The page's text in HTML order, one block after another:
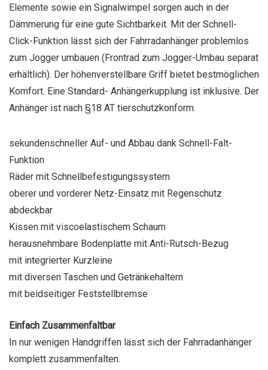
Elemente sowie ein Signalwimpel sorgen auch in der
Dämmerung für eine gute Sichtbarkeit. Mit der Schnell-
Click-Funktion lässt sich der Fahrradanhänger problemlos
zum Jogger umbauen (Frontrad zum Jogger-Umbau separat
erhältlich). Der höhenverstellbare Griff bietet bestmöglichen
Komfort. Eine Standard- Anhängerkupplung ist inklusive. Der
Anhänger ist nach §18 AT tierschutzkonform.
sekundenschneller Auf- und Abbau dank Schnell-Falt-
Funktion
Räder mit Schnellbefestigungssystem
oberer und vorderer Netz-Einsatz mit Regenschutz
abdeckbar
Kissen mit viscoelastischem Schaum
herausnehmbare Bodenplatte mit Anti-Rutsch-Bezug
mit integrierter Kurzleine
mit diversen Taschen und Getränkehaltern
mit beidseitiger Feststellbremse
Einfach Zusammenfaltbar
In nur wenigen Handgriffen lässt sich der Fahrradanhänger
komplett zusammenfalten.